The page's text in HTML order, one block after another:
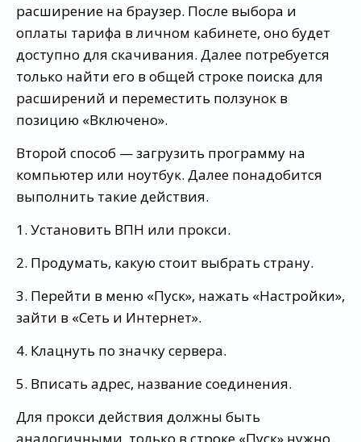
расширение на браузер. После выбора и
оплаты тарифа в личном кабинете, оно будет
доступно для скачивания. Далее потребуется
только найти его в общей строке поиска для
расширений и переместить ползунок в
позицию «Включено».
Второй способ — загрузить программу на
компьютер или ноутбук. Далее понадобится
выполнить такие действия.
1. Установить ВПН или прокси.
2. Продумать, какую стоит выбрать страну.
3. Перейти в меню «Пуск», нажать «Настройки»,
зайти в «Сеть и Интернет».
4. Клацнуть по значку сервера.
5. Вписать адрес, название соединения.
Для прокси действия должны быть